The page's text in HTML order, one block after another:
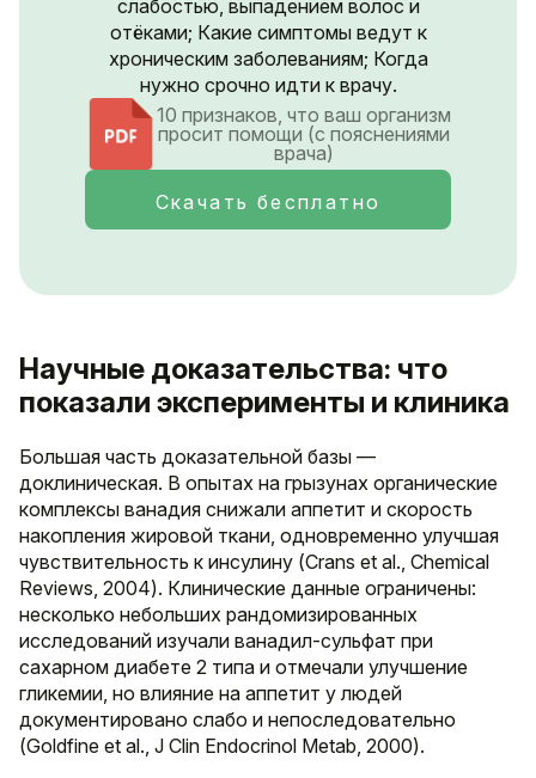
слабостью, выпадением волос и
отёками; Какие симптомы ведут к
хроническим заболеваниям; Когда
нужно срочно идти к врачу.
10 признаков, что ваш организм
просит помощи (с пояснениями
врача)
Скачать бесплатно
Научные доказательства: что
показали эксперименты и клиника
Большая часть доказательной базы —
доклиническая. В опытах на грызунах органические
комплексы ванадия снижали аппетит и скорость
накопления жировой ткани, одновременно улучшая
чувствительность к инсулину (Crans et al., Chemical
Reviews, 2004). Клинические данные ограничены:
несколько небольших рандомизированных
исследований изучали ванадил-сульфат при
сахарном диабете 2 типа и отмечали улучшение
гликемии, но влияние на аппетит у людей
документировано слабо и непоследовательно
(Goldfine et al., J Clin Endocrinol Metab, 2000).